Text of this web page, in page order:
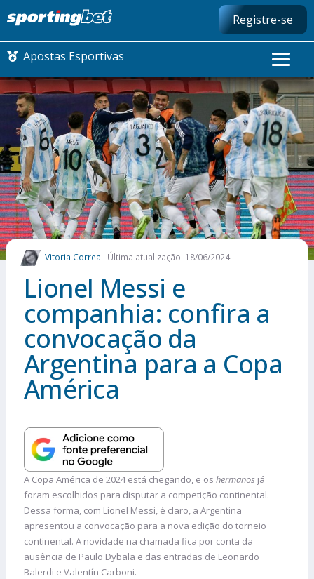
Registre-se
Apostas Esportivas
CONMEBOL LIBERTADORES
FUTEBOL NACIONAL
FUTEBOL INTERNACIONAL
COMO APOSTAR
MAIS ESPORTES
Vitoria Correa Última atualização: 18/06/2024
Lionel Messi e
companhia: confira a
convocação da
Argentina para a Copa
América
A Copa América de 2024 está chegando, e os hermanos já
foram escolhidos para disputar a competição continental.
Dessa forma, com Lionel Messi, é claro, a Argentina
apresentou a convocação para a nova edição do torneio
continental. A novidade na chamada fica por conta da
ausência de Paulo Dybala e das entradas de Leonardo
Balerdi e Valentín Carboni.